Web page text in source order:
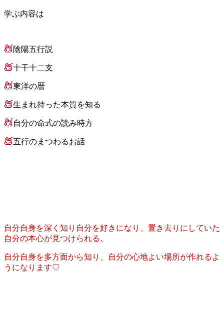
学ぶ内容は
陰陽五行説
十干十二支
東洋の暦
生まれ持った本質を知る
自分の命式の読み時方
五行のまつわるお話
自分自身を深く知り自分を好きになり、置き去りにしていた
自分の本心が見つけられる。
自分自身を多方面から知り、自分の心地よい場所が作れるよ
うになります♡